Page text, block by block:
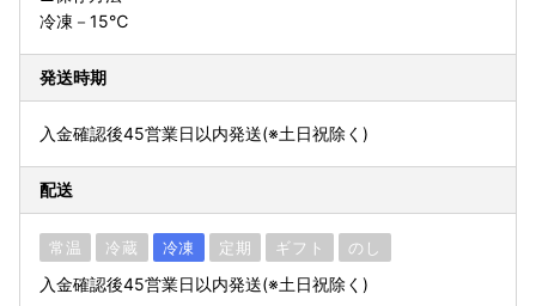
冷凍－15℃
発送時期
入金確認後45営業日以内発送(※土日祝除く)
配送
常温 冷蔵 冷凍 定期 ギフト のし
入金確認後45営業日以内発送(※土日祝除く)